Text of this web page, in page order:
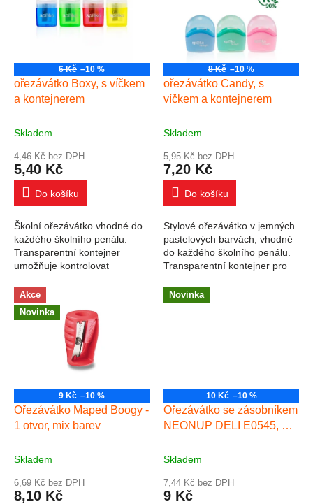
6 Kč –10 %
ořezávátko Boxy, s víčkem
a kontejnerem
Skladem
4,46 Kč bez DPH
5,40 Kč
Do košíku
Školní ořezávátko vhodné do
každého školního penálu.
Transparentní kontejner
umožňuje kontrolovat
množství odpadu. Praktické
víčko zabraňuje vysypání
obsahu. Tištěné logo na...
8 Kč –10 %
ořezávátko Candy, s
víčkem a kontejnerem
Skladem
5,95 Kč bez DPH
7,20 Kč
Do košíku
Stylové ořezávátko v jemných
pastelových barvách, vhodné
do každého školního penálu.
Transparentní kontejner pro
snadnou kontrolu odpadu,
praktické víčko bránící
vysypání...
Akce
Novinka
9 Kč –10 %
Ořezávátko Maped Boogy -
1 otvor, mix barev
Skladem
6,69 Kč bez DPH
8,10 Kč
Novinka
10 Kč –10 %
Ořezávátko se zásobníkem
NEONUP DELI E0545, mix
Skladem
7,44 Kč bez DPH
9 Kč